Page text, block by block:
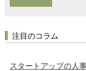
注目のコラム
スタートアップの